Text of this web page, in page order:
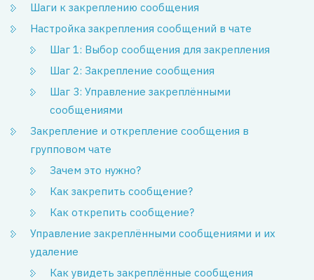
Шаги к закреплению сообщения
Настройка закрепления сообщений в чате
Шаг 1: Выбор сообщения для закрепления
Шаг 2: Закрепление сообщения
Шаг 3: Управление закреплёнными
сообщениями
Закрепление и открепление сообщения в
групповом чате
Зачем это нужно?
Как закрепить сообщение?
Как открепить сообщение?
Управление закреплёнными сообщениями и их
удаление
Как увидеть закреплённые сообщения